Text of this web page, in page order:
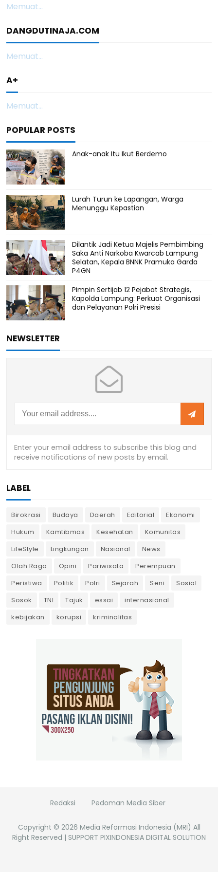
Memuat...
DANGDUTINAJA.COM
Memuat...
A+
Memuat...
POPULAR POSTS
Anak-anak Itu Ikut Berdemo
Lurah Turun ke Lapangan, Warga
Menunggu Kepastian
Dilantik Jadi Ketua Majelis Pembimbing
Saka Anti Narkoba Kwarcab Lampung
Selatan, Kepala BNNK Pramuka Garda
P4GN
Pimpin Sertijab 12 Pejabat Strategis,
Kapolda Lampung: Perkuat Organisasi
dan Pelayanan Polri Presisi
NEWSLETTER
LABEL
Birokrasi Budaya Daerah Editorial
Ekonomi
Hukum
Kamtibmas Kesehatan
Komunitas
LifeStyle
Lingkungan Nasional
News
Olah Raga
Opini Pariwisata
Perempuan
Peristiwa
Politik Polri Sejarah Seni
Sosial
Sosok
TNI Tajuk essai
internasional
kebijakan
korupsi kriminalitas
Redaksi Pedoman Media Siber
Copyright © 2026 Media Reformasi Indonesia (MRI) All
Right Reserved | SUPPORT PIXINDONESIA DIGITAL SOLUTION